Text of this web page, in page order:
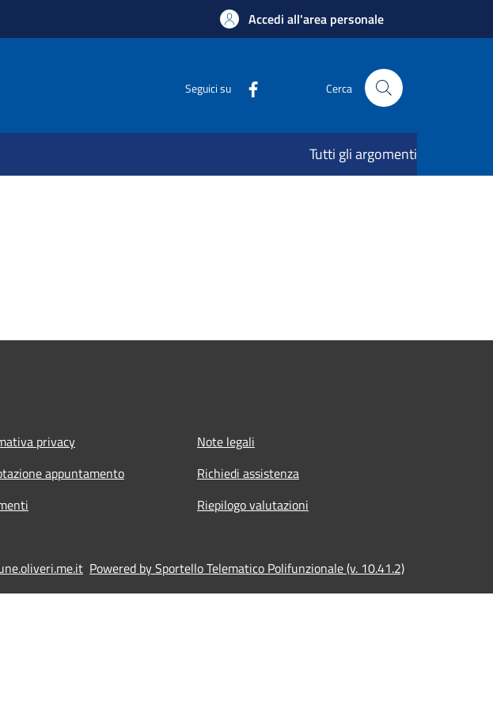
Accedi all'area personale
Seguici su Cerca
Tutti gli argomenti
privacy
Note legali
appuntamento
Richiedi assistenza
Riepilogo valutazioni
Powered by Sportello Telematico Polifunzionale (v. 10.41.2)